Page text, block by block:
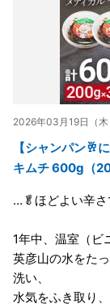
2026年03月19日（木
【シャンパン🥂
キムチ 600g（
…🥬ほどよい辛
1年中、温室（ビ
英彦山の水をた
洗い、
水気をふき取り